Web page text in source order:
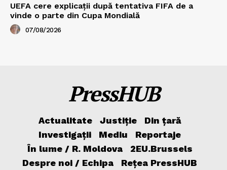
UEFA cere explicații după tentativa FIFA de a
vinde o parte din Cupa Mondială
07/08/2026
PressHUB
Actualitate Justiție
Din țară
Investigații
Mediu
Reportaje
În lume / R. Moldova
2EU.Brussels
Despre noi / Echipa
Rețea PressHUB